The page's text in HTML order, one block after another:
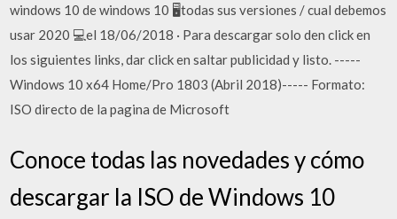
windows 10 de windows 10 🖥️todas sus versiones / cual debemos
usar 2020 💻el 18/06/2018 · Para descargar solo den click en
los siguientes links, dar click en saltar publicidad y listo. -----
Windows 10 x64 Home/Pro 1803 (Abril 2018)----- Formato:
ISO directo de la pagina de Microsoft
Conoce todas las novedades y cómo
descargar la ISO de Windows 10